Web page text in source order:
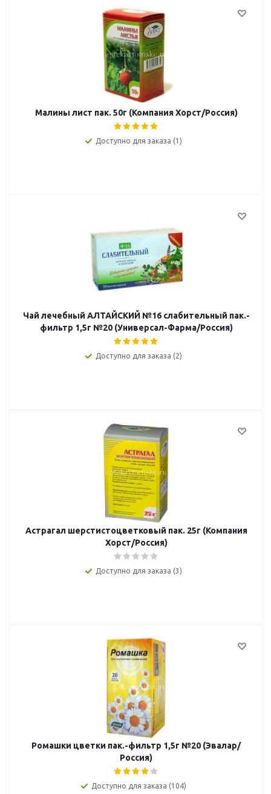
Малины лист пак. 50г (Компания Хорст/Россия)
Доступно для заказа (1)
Чай лечебный АЛТАЙСКИЙ №16 слабительный пак.-
фильтр 1,5г №20 (Универсал-Фарма/Россия)
Доступно для заказа (2)
Астрагал шерстистоцветковый пак. 25г (Компания
Хорст/Россия)
Доступно для заказа (3)
Ромашки цветки пак.-фильтр 1,5г №20 (Эвалар/
Россия)
Доступно для заказа (104)